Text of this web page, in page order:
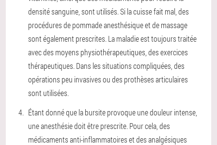
densité sanguine, sont utilisés. Si la cuisse fait mal, des
procédures de pommade anesthésique et de massage
sont également prescrites. La maladie est toujours traitée
avec des moyens physiothérapeutiques, des exercices
thérapeutiques. Dans les situations compliquées, des
opérations peu invasives ou des prothèses articulaires
sont utilisées.
Étant donné que la bursite provoque une douleur intense,
une anesthésie doit être prescrite. Pour cela, des
médicaments anti-inflammatoires et des analgésiques